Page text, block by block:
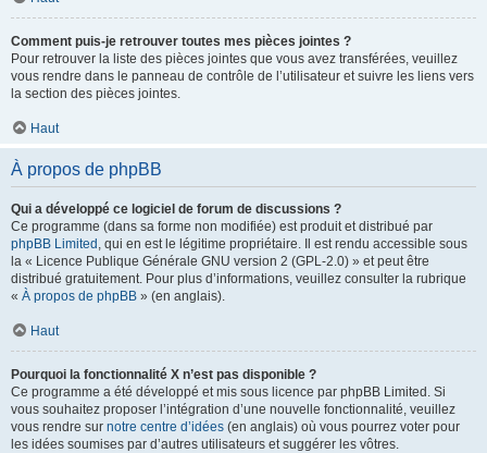
Comment puis-je retrouver toutes mes pièces jointes ?
Pour retrouver la liste des pièces jointes que vous avez transférées, veuillez
vous rendre dans le panneau de contrôle de l’utilisateur et suivre les liens vers
la section des pièces jointes.
Haut
À propos de phpBB
Qui a développé ce logiciel de forum de discussions ?
Ce programme (dans sa forme non modifiée) est produit et distribué par
phpBB Limited , qui en est le légitime propriétaire. Il est rendu accessible sous
la « Licence Publique Générale GNU version 2 (GPL-2.0) » et peut être
distribué gratuitement. Pour plus d’informations, veuillez consulter la rubrique
« À propos de phpBB » (en anglais).
Haut
Pourquoi la fonctionnalité X n’est pas disponible ?
Ce programme a été développé et mis sous licence par phpBB Limited. Si
vous souhaitez proposer l’intégration d’une nouvelle fonctionnalité, veuillez
vous rendre sur notre centre d’idées (en anglais) où vous pourrez voter pour
les idées soumises par d’autres utilisateurs et suggérer les vôtres.